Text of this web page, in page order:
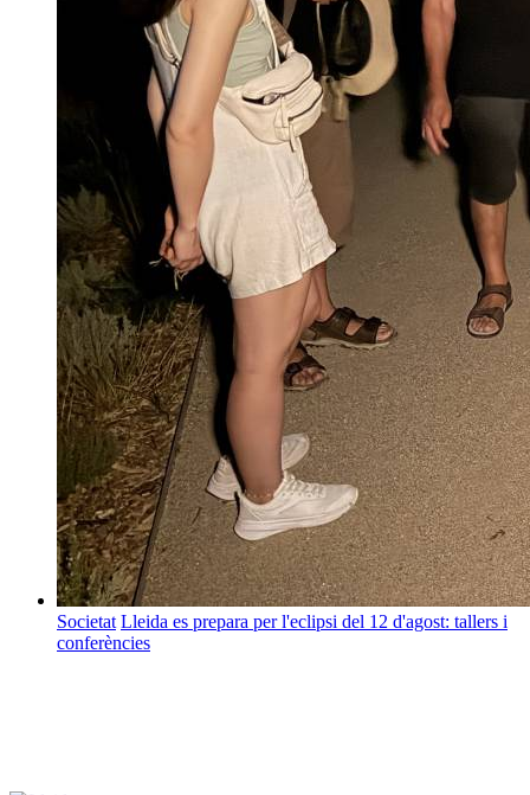
Societat Lleida es prepara per l'eclipsi del 12 d'agost: tallers i
conferències